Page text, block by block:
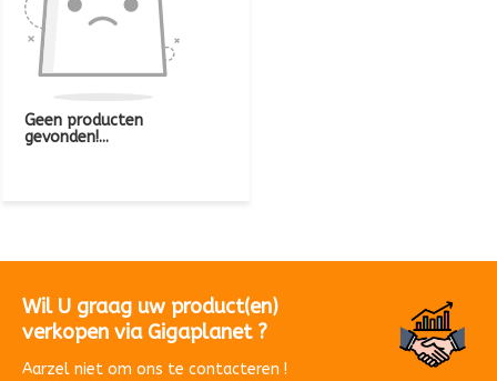
Geen producten
gevonden!...
Wil U graag uw product(en)
verkopen via Gigaplanet ?
Aarzel niet om ons te contacteren !